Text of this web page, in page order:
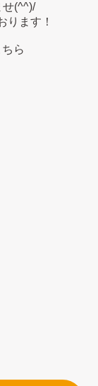
せ(^^)/
ます！
ら